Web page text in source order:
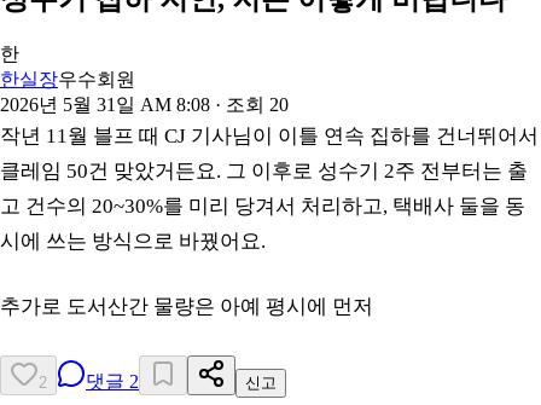
한
한실장우수회원
2026년 5월 31일 AM 8:08 · 조회 20
작년 11월 블프 때 CJ 기사님이 이틀 연속 집하를 건너뛰어서
클레임 50건 맞았거든요. 그 이후로 성수기 2주 전부터는 출
고 건수의 20~30%를 미리 당겨서 처리하고, 택배사 둘을 동
시에 쓰는 방식으로 바꿨어요.
추가로 도서산간 물량은 아예 평시에 먼저
2 댓글 2 신고